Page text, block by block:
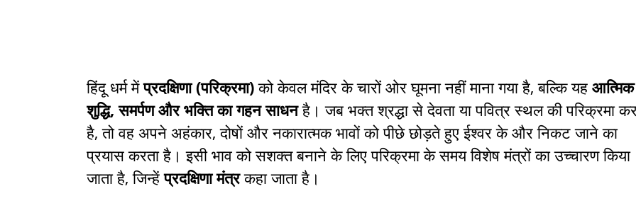
हिंदू धर्म मेंप्रदक्षिणा (परिक्रमा)को केवल मंदिर के चारों ओर घूमना नहीं माना गया है, बल्कि यह आत्मिक
शुद्धि, समर्पण और भक्ति का गहन साधनहै। जब भक्त श्रद्धा से देवता या पवित्र स्थल की परिक्रमा
है, तो वह अपने अहंकार, दोषों और नकारात्मक भावों को पीछे छोड़ते हुए ईश्वर के और निकट जाने का
प्रयास करता है। इसी भाव को सशक्त बनाने के लिए परिक्रमा के समय विशेष मंत्रों का उच्चारण किया
जाता है, जिन्हेंप्रदक्षिणा मंत्रकहा जाता है।